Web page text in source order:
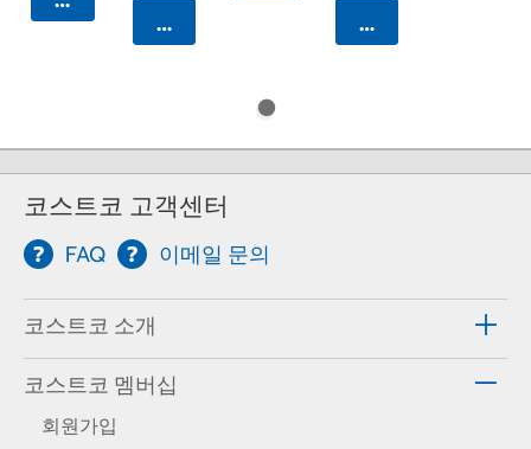
카트에 담기 카트에 담기
코스트코 고객센터
FAQ 이메일 문의
코스트코 소개
코스트코 멤버십
회원가입